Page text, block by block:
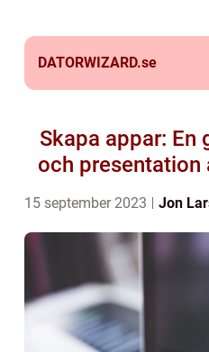
DATORWIZARD.se
Skapa appar:
och presentation
15 september 2023 Jon